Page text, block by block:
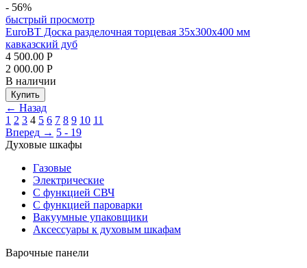
- 56%
быстрый просмотр
EuroBT Доска разделочная торцевая 35х300х400 мм
кавказский дуб
4 500.00 Р
2 000.00 Р
В наличии
Купить
← Назад
1 2 3 4 5 6 7 8 9 10 11
Вперед → 5 - 19
Духовые шкафы
Газовые
Электрические
С функцией СВЧ
С функцией пароварки
Вакуумные упаковщики
Аксессуары к духовым шкафам
Варочные панели